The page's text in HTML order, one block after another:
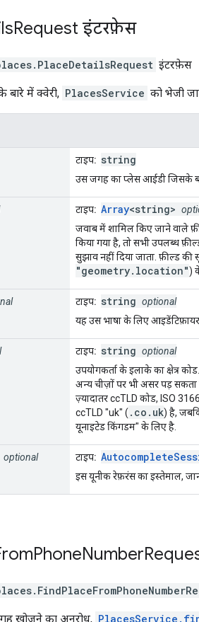
Request इंटरफ़ेस
. PlaceDetailsRequest इंटरफ़ेस
बारे में क्वेरी, PlacesService को भेजी
टाइप: string
उस जगह का प्लेस आईडी जिसके
टाइप: Array<string>
जवाब में शामिल किए जाने वाले
किया गया है, तो सभी उपलब्ध
सुझाव नहीं दिया जाता. फ़ील्ड
"geometry.location")
टाइप: string optional
यह उस भाषा के लिए
टाइप: string optional
उपयोगकर्ता के इलाके का क्षेत्र
अन्य चीज़ों पर भी असर पड़ सकता
ज़्यादातर ccTLD कोड, ISO
ccTLD "uk" ( .co.uk) है,
यूनाइटेड किंगडम" के लिए है.
optional टाइप:
इस यूनीक रेफ़रंस का इस्तेमाल,
PhoneNumber
.
खोजने का अनुरोध,